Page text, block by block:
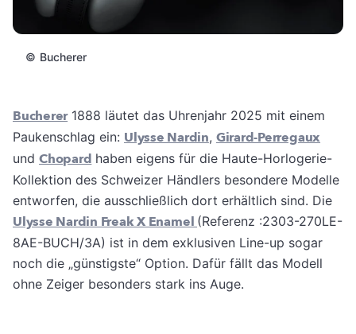
© Bucherer
Bucherer1888 läutet das Uhrenjahr 2025 mit einem
Paukenschlag ein: Ulysse Nardin, Girard-Perregaux
und Chopard haben eigens für die Haute-Horlogerie-
Kollektion des Schweizer Händlers besondere Modelle
entworfen, die ausschließlich dort erhältlich sind. Die
Ulysse Nardin Freak X Enamel (Referenz :2303-270LE-
8AE-BUCH/3A) ist in dem exklusiven Line-up sogar
noch die „günstigste“ Option. Dafür fällt das Modell
ohne Zeiger besonders stark ins Auge.